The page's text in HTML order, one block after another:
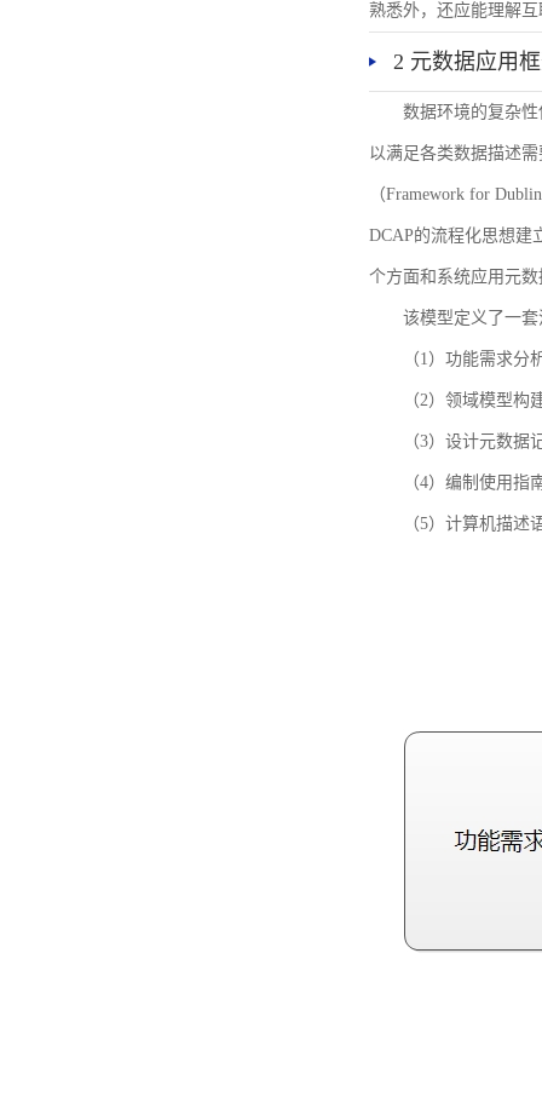
熟悉外，还应能理解
2 元数据应用
数据环境的复杂
以满足各类数据描述
（Framework for
DCAP的流程化思想建
个方面和系统应用元
该模型定义了一
（1）功能需求
（2）领域模型
（3）设计元数据
（4）编制使用指
（5）计算机描述